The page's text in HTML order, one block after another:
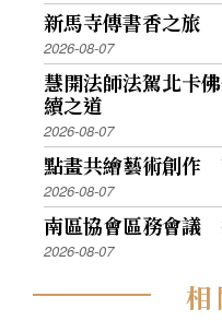
新馬寺傳書香之旅
2026-08-07
慧開法師法駕北卡
續之道
2026-08-07
點畫共繪藝術創作
2026-08-07
南區協會區務會議
2026-08-07
相